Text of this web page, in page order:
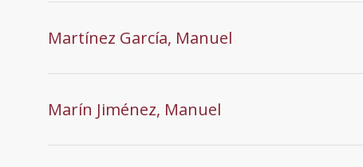
Martínez García, Manuel
Marín Jiménez, Manuel